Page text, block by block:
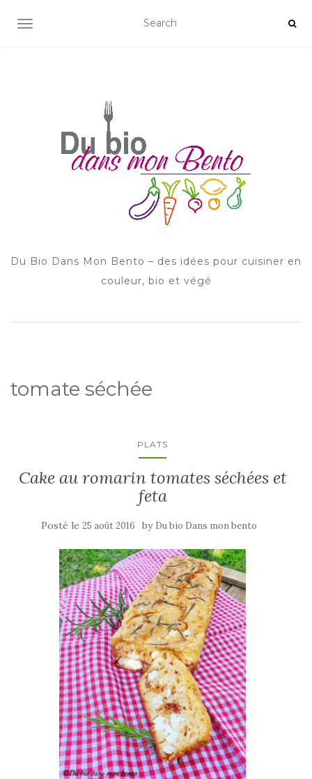
AFFICHER/MASQUER LA NAVIGATION
Du Bio Dans Mon Bento – des idées pour cuisiner en
couleur, bio et végé
tomate séchée
PLATS
Cake au romarin tomates séchées et
feta
Posté le 25 août 2016 by Du bio Dans mon bento